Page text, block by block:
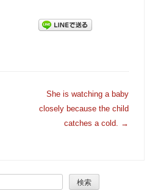
She is watching a baby
closely because the child
catches a cold. →